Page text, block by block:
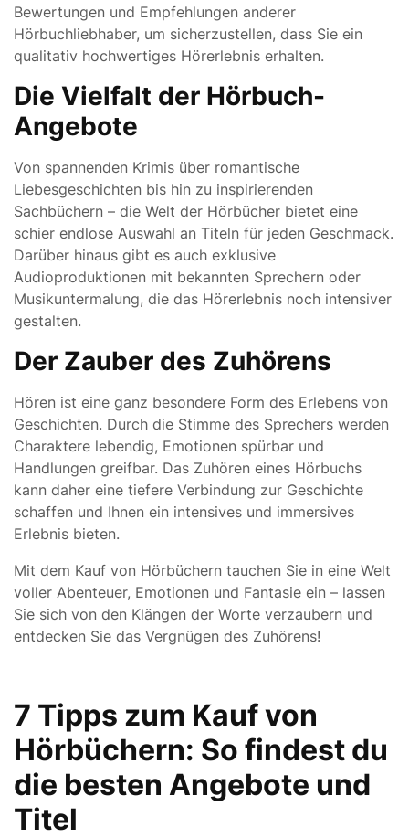
Bewertungen und Empfehlungen anderer
Hörbuchliebhaber, um sicherzustellen, dass Sie ein
qualitativ hochwertiges Hörerlebnis erhalten.
Die Vielfalt der Hörbuch-
Angebote
Von spannenden Krimis über romantische
Liebesgeschichten bis hin zu inspirierenden
Sachbüchern – die Welt der Hörbücher bietet eine
schier endlose Auswahl an Titeln für jeden Geschmack.
Darüber hinaus gibt es auch exklusive
Audioproduktionen mit bekannten Sprechern oder
Musikuntermalung, die das Hörerlebnis noch intensiver
gestalten.
Der Zauber des Zuhörens
Hören ist eine ganz besondere Form des Erlebens von
Geschichten. Durch die Stimme des Sprechers werden
Charaktere lebendig, Emotionen spürbar und
Handlungen greifbar. Das Zuhören eines Hörbuchs
kann daher eine tiefere Verbindung zur Geschichte
schaffen und Ihnen ein intensives und immersives
Erlebnis bieten.
Mit dem Kauf von Hörbüchern tauchen Sie in eine Welt
voller Abenteuer, Emotionen und Fantasie ein – lassen
Sie sich von den Klängen der Worte verzaubern und
entdecken Sie das Vergnügen des Zuhörens!
7 Tipps zum Kauf von
Hörbüchern: So findest du
die besten Angebote und
Titel